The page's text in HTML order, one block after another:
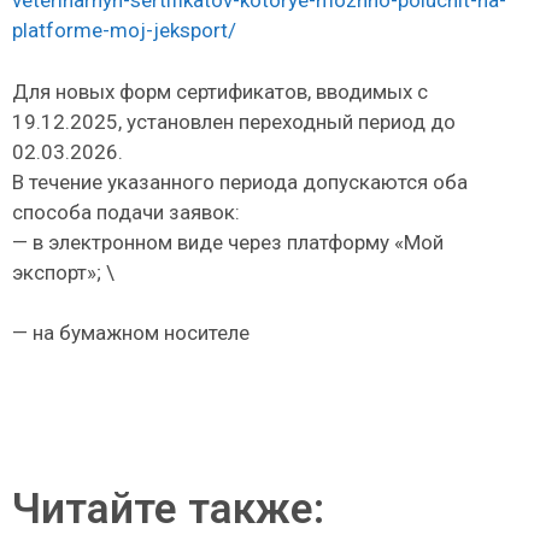
platforme-moj-jeksport/
Для новых форм сертификатов, вводимых с
19.12.2025, установлен переходный период до
02.03.2026.
В течение указанного периода допускаются оба
способа подачи заявок:
— в электронном виде через платформу «Мой
экспорт»; \
— на бумажном носителе
Читайте также: